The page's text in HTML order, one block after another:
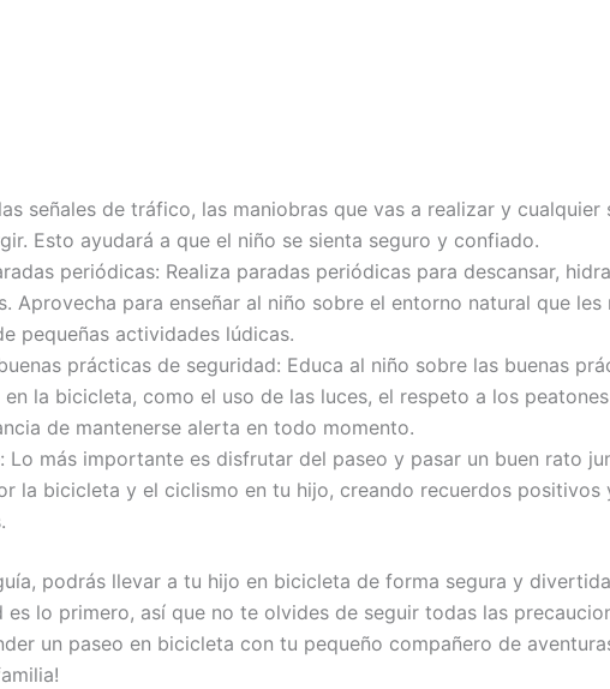
señales de tráfico, las maniobras que vas a realizar y cualquier
Esto ayudará a que el niño se sienta seguro y confiado.
periódicas: Realiza paradas periódicas para descansar,
Aprovecha para enseñar al niño sobre el entorno natural que les
pequeñas actividades lúdicas.
prácticas de seguridad: Educa al niño sobre las buenas
en la bicicleta, como el uso de las luces, el respeto a los
de mantenerse alerta en todo momento.
Lo más importante es disfrutar del paseo y pasar un buen rato
la bicicleta y el ciclismo en tu hijo, creando recuerdos positivos
podrás llevar a tu hijo en bicicleta de forma segura y
es lo primero, así que no te olvides de seguir todas las
un paseo en bicicleta con tu pequeño compañero de